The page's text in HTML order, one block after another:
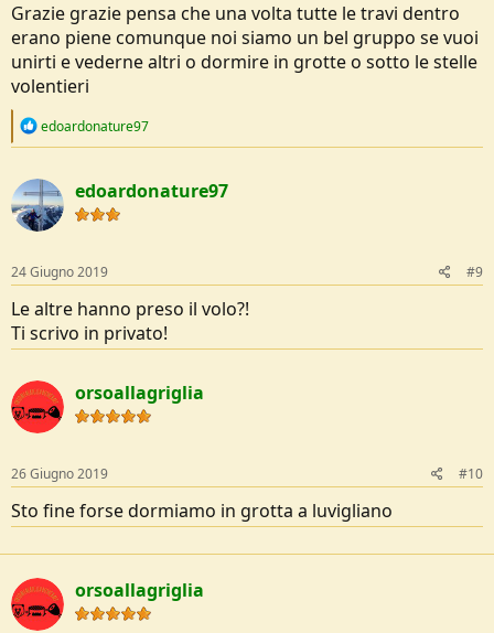
Grazie grazie pensa che una volta tutte le travi dentro
erano piene comunque noi siamo un bel gruppo se vuoi
unirti e vederne altri o dormire in grotte o sotto le stelle
volentieri
R
c
t
i
o
s
:
edoardonature97
edoardonature97
24 Giugno 2019 #9
Le altre hanno preso il volo?!
Ti scrivo in privato!
orsoallagriglia
26 Giugno 2019 #10
Sto fine forse dormiamo in grotta a luvigliano
orsoallagriglia